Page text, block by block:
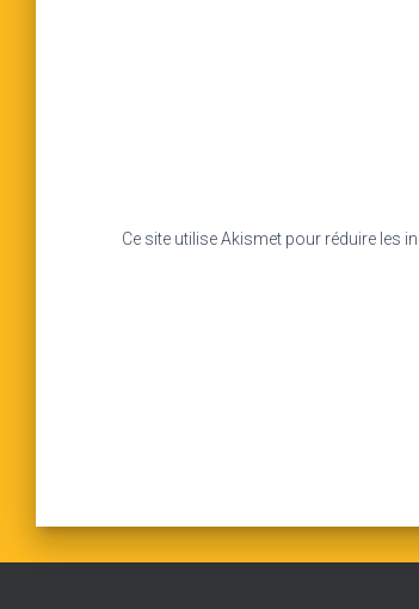
Ce site utilise Akismet pour réduire les